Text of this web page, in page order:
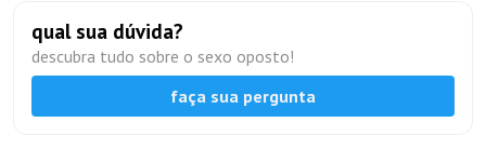
qual sua dúvida?
descubra tudo sobre o sexo oposto!
faça sua pergunta